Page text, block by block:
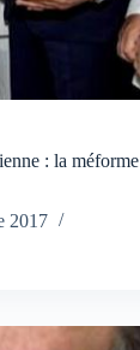
: la méforme
2017